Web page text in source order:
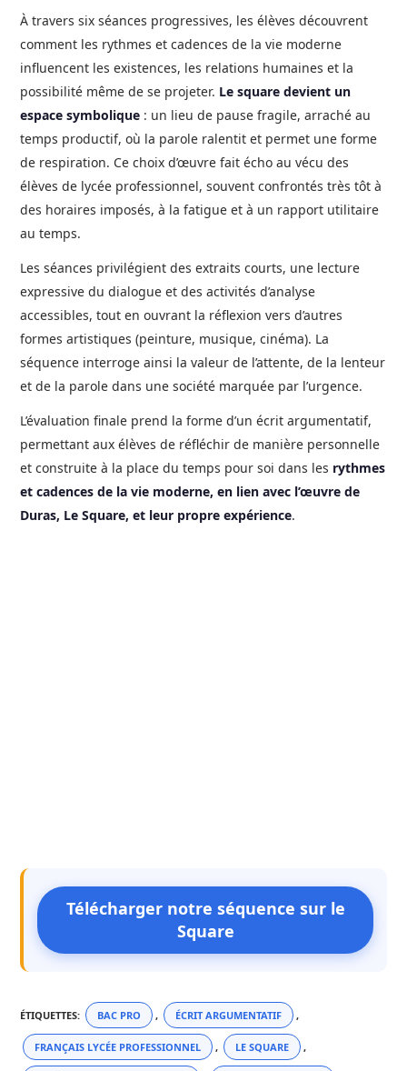
À travers six séances progressives, les élèves découvrent
comment les rythmes et cadences de la vie moderne
influencent les existences, les relations humaines et la
possibilité même de se projeter. Le square devient un
espace symbolique : un lieu de pause fragile, arraché au
temps productif, où la parole ralentit et permet une forme
de respiration. Ce choix d’œuvre fait écho au vécu des
élèves de lycée professionnel, souvent confrontés très tôt à
des horaires imposés, à la fatigue et à un rapport utilitaire
au temps.
Les séances privilégient des extraits courts, une lecture
expressive du dialogue et des activités d’analyse
accessibles, tout en ouvrant la réflexion vers d’autres
formes artistiques (peinture, musique, cinéma). La
séquence interroge ainsi la valeur de l’attente, de la lenteur
et de la parole dans une société marquée par l’urgence.
L’évaluation finale prend la forme d’un écrit argumentatif,
permettant aux élèves de réfléchir de manière personnelle
et construite à la place du temps pour soi dans les rythmes
et cadences de la vie moderne, en lien avec l’œuvre de
Duras, Le Square, et leur propre expérience.
Télécharger notre séquence sur le
Square
ÉTIQUETTES: BAC PRO , ÉCRIT ARGUMENTATIF ,
FRANÇAIS LYCÉE PROFESSIONNEL , LE SQUARE ,